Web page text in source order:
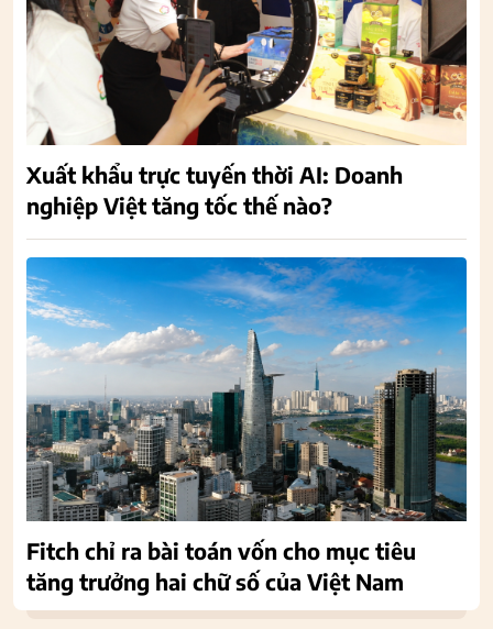
Xuất khẩu trực tuyến thời AI: Doanh
nghiệp Việt tăng tốc thế nào?
Fitch chỉ ra bài toán vốn cho mục tiêu
tăng trưởng hai chữ số của Việt Nam